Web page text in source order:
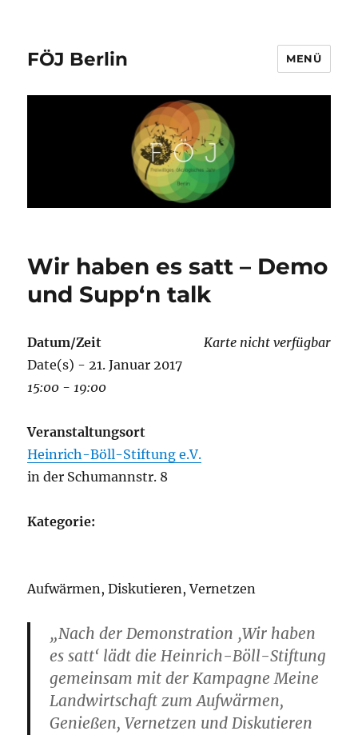
FÖJ Berlin MENÜ
Wir haben es satt – Demo
und Supp‘n talk
Karte nicht verfügbar
Datum/Zeit
Date(s) - 21. Januar 2017
15:00 - 19:00
Veranstaltungsort
Heinrich-Böll-Stiftung e.V.
in der Schumannstr. 8
Kategorie:
Aufwärmen, Diskutieren, Vernetzen
„Nach der Demonstration ‚Wir haben
es satt‘ lädt die Heinrich-Böll-Stiftung
gemeinsam mit der Kampagne Meine
Landwirtschaft zum Aufwärmen,
Genießen, Vernetzen und Diskutieren